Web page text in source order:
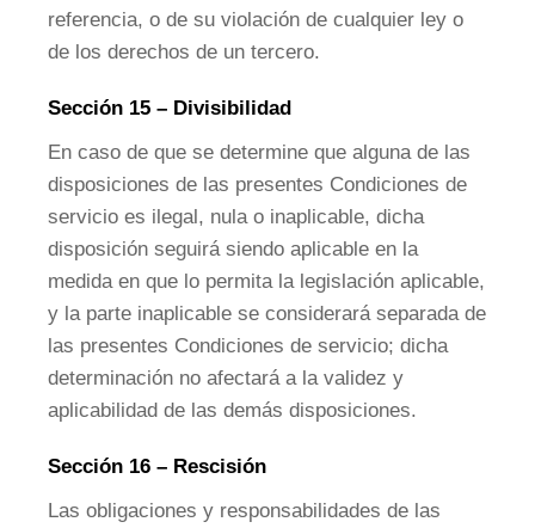
referencia, o de su violación de cualquier ley o
de los derechos de un tercero.
Sección 15 – Divisibilidad
En caso de que se determine que alguna de las
disposiciones de las presentes Condiciones de
servicio es ilegal, nula o inaplicable, dicha
disposición seguirá siendo aplicable en la
medida en que lo permita la legislación aplicable,
y la parte inaplicable se considerará separada de
las presentes Condiciones de servicio; dicha
determinación no afectará a la validez y
aplicabilidad de las demás disposiciones.
Sección 16 – Rescisión
Las obligaciones y responsabilidades de las